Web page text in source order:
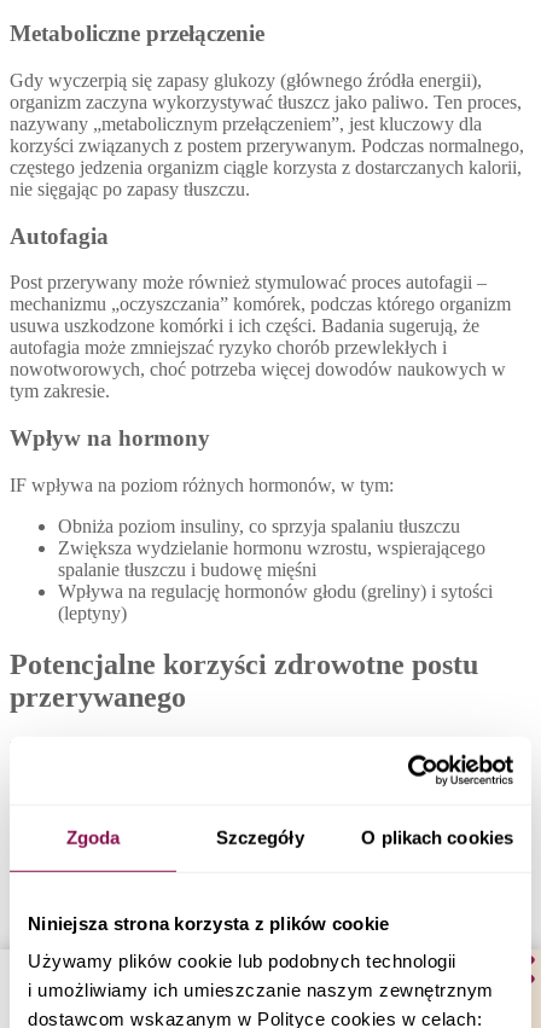
Zgoda Szczegóły O plikach cookies
Niniejsza strona korzysta z plików cookie
Używamy plików cookie lub podobnych technologii
i umożliwiamy ich umieszczanie naszym zewnętrznym
dostawcom wskazanym w Polityce cookies w celach:
Metaboliczne przełączenie
Gdy wyczerpią się zapasy glukozy (głównego źródła energii),
organizm zaczyna wykorzystywać tłuszcz jako paliwo. Ten proces,
nazywany „metabolicznym przełączeniem”, jest kluczowy dla
korzyści związanych z postem przerywanym. Podczas normalnego,
częstego jedzenia organizm ciągle korzysta z dostarczanych kalorii,
nie sięgając po zapasy tłuszczu.
Autofagia
Post przerywany może również stymulować proces autofagii –
mechanizmu „oczyszczania” komórek, podczas którego organizm
usuwa uszkodzone komórki i ich części. Badania sugerują, że
autofagia może zmniejszać ryzyko chorób przewlekłych i
nowotworowych, choć potrzeba więcej dowodów naukowych w
tym zakresie.
Wpływ na hormony
IF wpływa na poziom różnych hormonów, w tym:
Obniża poziom insuliny, co sprzyja spalaniu tłuszczu
Zwiększa wydzielanie hormonu wzrostu, wspierającego
spalanie tłuszczu i budowę mięśni
Wpływa na regulację hormonów głodu (greliny) i sytości
(leptyny)
Potencjalne korzyści zdrowotne postu
przerywanego
Badania naukowe wskazują na szereg potencjalnych korzyści
samą ilość kalorii w krótszym oknie czasowym)
przełączeniu
Poprawę wrażliwości na insulinę